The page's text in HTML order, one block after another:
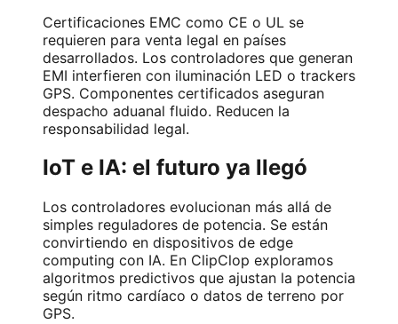
Certificaciones EMC como CE o UL se
requieren para venta legal en países
desarrollados. Los controladores que generan
EMI interfieren con iluminación LED o trackers
GPS. Componentes certificados aseguran
despacho aduanal fluido. Reducen la
responsabilidad legal.
IoT e IA: el futuro ya llegó
Los controladores evolucionan más allá de
simples reguladores de potencia. Se están
convirtiendo en dispositivos de edge
computing con IA. En ClipClop exploramos
algoritmos predictivos que ajustan la potencia
según ritmo cardíaco o datos de terreno por
GPS.